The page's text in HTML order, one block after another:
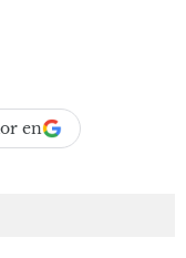
en